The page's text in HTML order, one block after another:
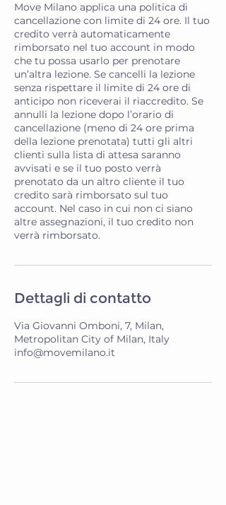
Move Milano applica una politica di
cancellazione con limite di 24 ore. Il tuo
credito verrà automaticamente
rimborsato nel tuo account in modo
che tu possa usarlo per prenotare
un’altra lezione. Se cancelli la lezione
senza rispettare il limite di 24 ore di
anticipo non riceverai il riaccredito. Se
annulli la lezione dopo l’orario di
cancellazione (meno di 24 ore prima
della lezione prenotata) tutti gli altri
clienti sulla lista di attesa saranno
avvisati e se il tuo posto verrà
prenotato da un altro cliente il tuo
credito sarà rimborsato sul tuo
account. Nel caso in cui non ci siano
altre assegnazioni, il tuo credito non
verrà rimborsato.
Dettagli di contatto
Via Giovanni Omboni, 7, Milan,
Metropolitan City of Milan, Italy
info@movemilano.it